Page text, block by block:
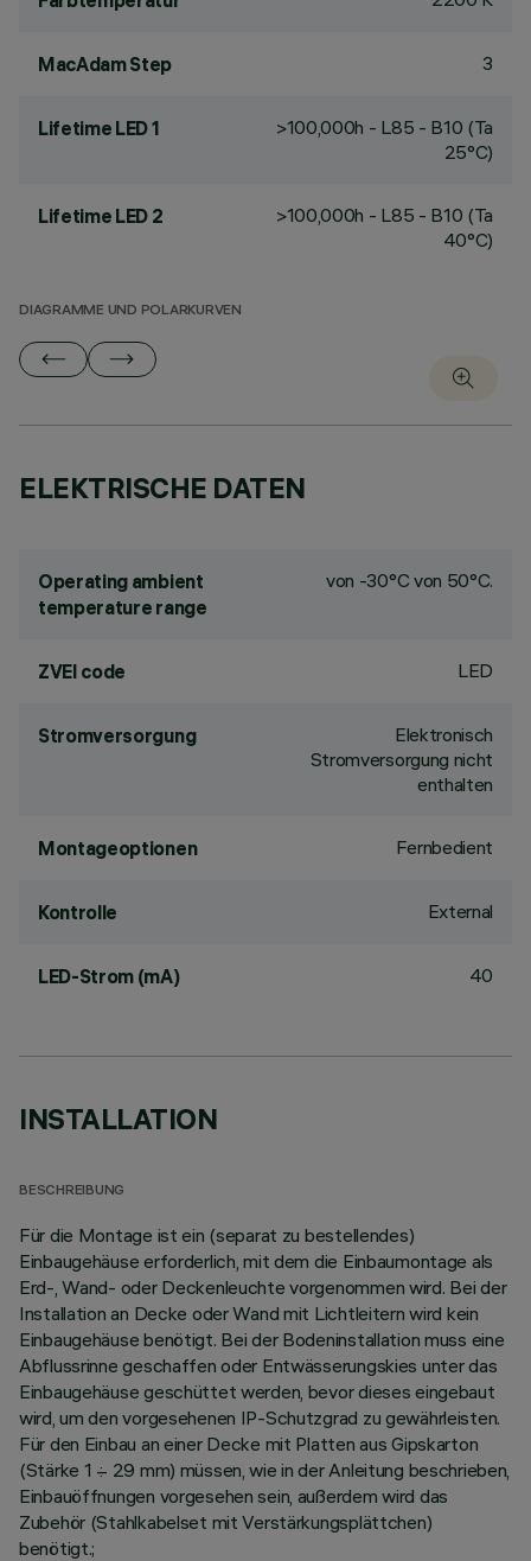
MacAdam Step 3
Lifetime LED 1
>100,000h - L85 - B10 (Ta
25°C)
Lifetime LED 2
>100,000h - L85 - B10 (Ta
40°C)
DIAGRAMME UND POLARKURVEN
ELEKTRISCHE DATEN
Operating ambient
temperature range
von -30°C von 50°C.
ZVEI code LED
Stromversorgung
Elektronisch
Stromversorgung nicht
enthalten
Montageoptionen Fernbedient
Kontrolle External
LED-Strom (mA) 40
INSTALLATION
BESCHREIBUNG
Für die Montage ist ein (separat zu bestellendes)
Einbaugehäuse erforderlich, mit dem die Einbaumontage als
Erd-, Wand- oder Deckenleuchte vorgenommen wird. Bei der
Installation an Decke oder Wand mit Lichtleitern wird kein
Einbaugehäuse benötigt. Bei der Bodeninstallation muss eine
Abflussrinne geschaffen oder Entwässerungskies unter das
Einbaugehäuse geschüttet werden, bevor dieses eingebaut
wird, um den vorgesehenen IP-Schutzgrad zu gewährleisten.
Für den Einbau an einer Decke mit Platten aus Gipskarton
(Stärke 1 ÷ 29 mm) müssen, wie in der Anleitung beschrieben,
Einbauöffnungen vorgesehen sein, außerdem wird das
Zubehör (Stahlkabelset mit Verstärkungsplättchen)
benötigt.;